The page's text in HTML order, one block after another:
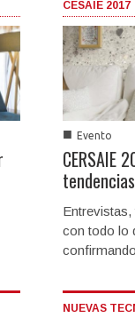
CESAIE 2017
■ Evento
CERSAIE
con todo lo
NUEVAS